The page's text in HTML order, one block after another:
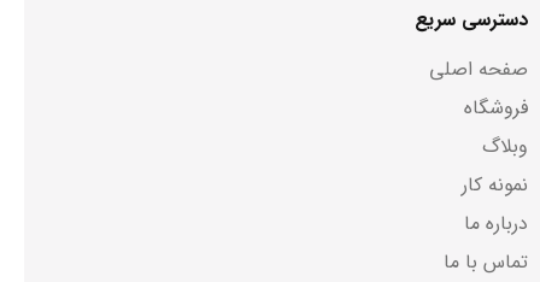
دسترسی سریع
صفحه اصلی
فروشگاه
وبلاگ
نمونه کار
درباره ما
تماس با ما